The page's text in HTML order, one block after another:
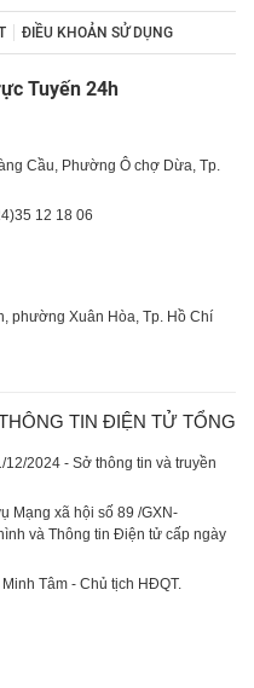
ĐIỀU KHOẢN SỬ DỤNG
Tuyến 24h
Cầu, Phường Ô chợ Dừa, Tp.
35 12 18 06
phường Xuân Hòa, Tp. Hồ Chí
TIN ĐIỆN TỬ TỔNG
12/2024 - Sở thông tin và truyền
Mạng xã hội số 89 /GXN-
và Thông tin Điện tử cấp ngày
Tâm - Chủ tịch HĐQT.